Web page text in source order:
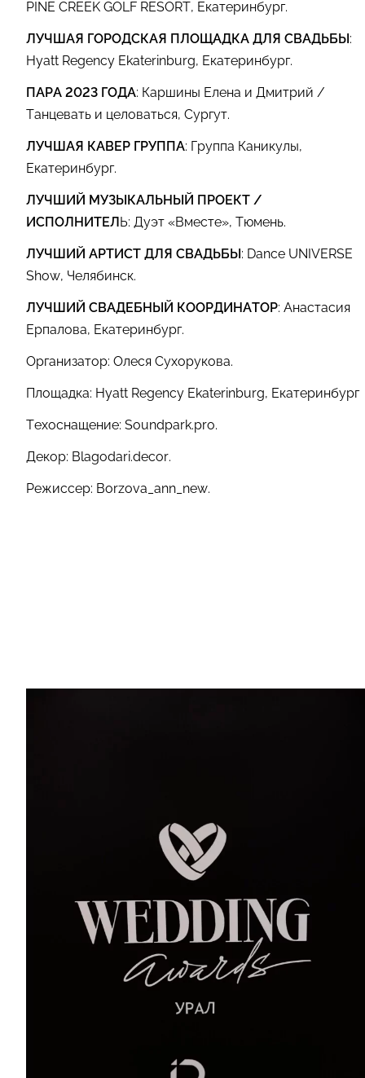
PINE CREEK GOLF RESORT, Екатеринбург.
ЛУЧШАЯ ГОРОДСКАЯ ПЛОЩАДКА ДЛЯ СВАДЬБЫ:
Нyatt Regency Ekaterinburg, Екатеринбург.
ПАРА 2023 ГОДА: Каршины Елена и Дмитрий /
Танцевать и целоваться, Сургут.
ЛУЧШАЯ КАВЕР ГРУППА: Группа Каникулы,
Екатеринбург.
ЛУЧШИЙ МУЗЫКАЛЬНЫЙ ПРОЕКТ /
ИСПОЛНИТЕЛЬ: Дуэт «Вместе», Тюмень.
ЛУЧШИЙ АРТИСТ ДЛЯ СВАДЬБЫ: Dance UNIVERSE
Show, Челябинск.
ЛУЧШИЙ СВАДЕБНЫЙ КООРДИНАТОР: Анастасия
Ерпалова, Екатеринбург.
Организатор: Олеся Сухорукова.
Площадка: Нyatt Regency Ekaterinburg, Екатеринбург
Техоснащение: Soundpark.pro.
Декор: Blagodari.decor.
Режиссер: Borzova_ann_new.